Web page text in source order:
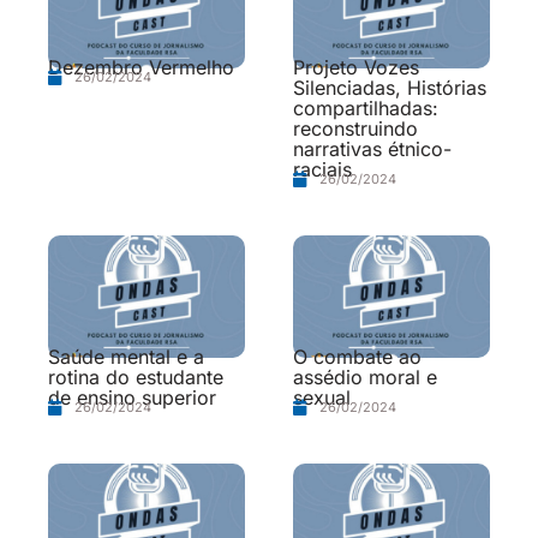
Dezembro Vermelho
26/02/2024
Projeto Vozes
Silenciadas, Histórias
compartilhadas:
reconstruindo
narrativas étnico-
raciais
26/02/2024
Saúde mental e a
rotina do estudante
de ensino superior
26/02/2024
O combate ao
assédio moral e
sexual26/02/2024